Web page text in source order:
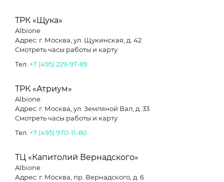
ТРК «Щука»
Albione
Адрес: г. Москва, ул. Щукинская, д. 42
Смотреть часы работы и карту
Тел. +7 (495) 229-97-89
ТРК «Атриум»
Albione
Адрес: г. Москва, ул. Земляной Вал, д. 33
Смотреть часы работы и карту
Тел. +7 (495) 970-11-80
ТЦ «Капитолий Вернадского»
Albione
Адрес: г. Москва, пр. Вернадского, д. 6